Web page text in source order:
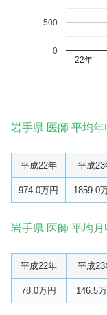
22年
0
500
岩手県 医師 平均年
平成22年 平成23
974.0万円 1859.0
岩手県 医師 平均月
平成22年 平成23
78.0万円 146.5